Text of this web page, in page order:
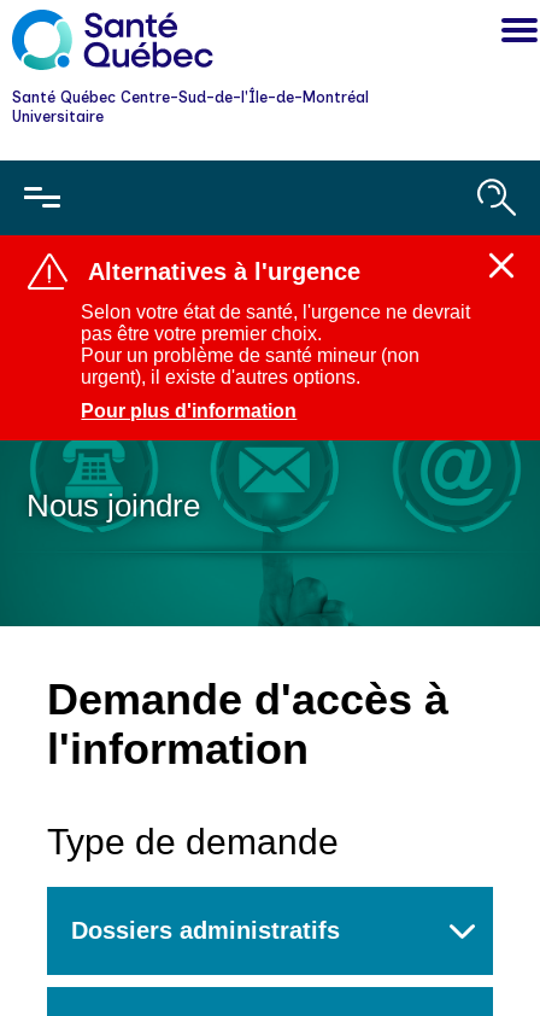
Santé Québec Centre-Sud-de-l'Île-de-Montréal
Universitaire
Alternatives à l'urgence
Selon votre état de santé, l'urgence ne devrait
pas être votre premier choix.
Pour un problème de santé mineur (non
urgent), il existe d'autres options.
Pour plus d'information
Nous joindre
Demande d'accès à
l'information
Type de demande
Dossiers administratifs